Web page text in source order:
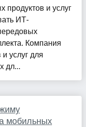
продуктов и услуг
ИТ-
Компания
услуг для
дл...
мобильных